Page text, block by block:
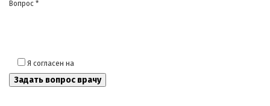
Вопрос *
Я согласен на